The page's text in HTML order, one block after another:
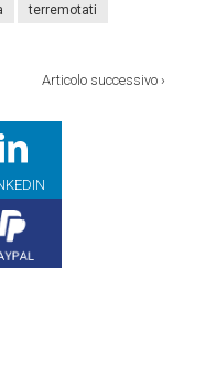
terremotati
Articolo successivo›